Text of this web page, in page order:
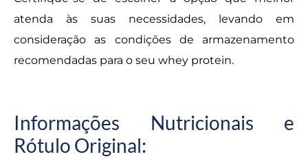
atenda às suas necessidades, levando em
consideração as condições de armazenamento
recomendadas para o seu whey protein.
Informações Nutricionais e
Rótulo Original: